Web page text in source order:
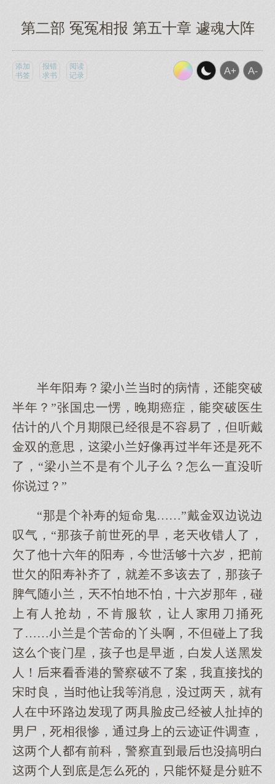
第二部 冤冤相报 第五十章 遽魂大阵
添加
书签
报错
求书
阅读
记录
半年阳寿？梁兰的病情，突破
半年？”张国忠一愣，晚期癌症，突破医生
估计的八月期限已经很是不容易了，但听戴
金双的意思，梁兰像再半年是死不
了，“梁兰不是有儿子？怎一直听
你说？”
“那是补寿的短命鬼……”戴金双边说边
叹气，“那孩子前世死的早，老收错人了，
欠了他十六年的阳寿，今世活够十六岁，前
世欠的阳寿补齐了，就差不该了，那孩子
脾气随兰，不怕不怕，十六岁那年，碰
有人抢劫，不肯服软，让人刀捅死
了……兰是苦命的丫头啊，不但碰了我
丧门星，孩子是早逝，白人送黑
人！香港的警察破不了案，我直接找的
宋良，他让我等消息，两，就有
人在中环路边现了两具脸皮己经被人扯掉的
男尸，死相很惨，通身的云迹证件调查，
两人有前科，警察直最搞明白
两人底是怎死的，怀疑是分赃不